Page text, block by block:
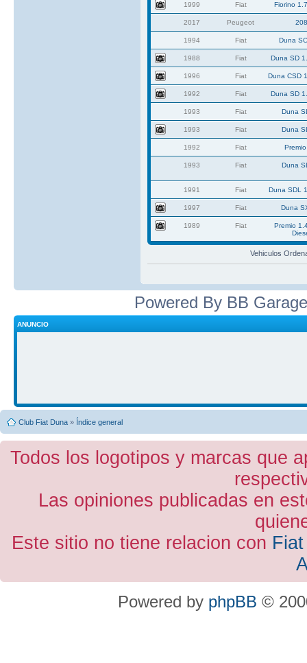
1999 Fiat Fiorino
2017 Peugeot
1994 Fiat Duna
1988 Fiat Duna SD
1996 Fiat Duna CSD
1992 Fiat Duna SD
1993 Fiat Duna
1993 Fiat Duna
1992 Fiat
1993 Fiat Duna
1991 Fiat Duna SDL
1997 Fiat Duna
1989 Fiat
Premio
Vehiculos
Powered By BB
ANUNCIO
Club Fiat Duna » Índice general
Todos los logotipos y marcas que
Las opiniones publicadas en
Este sitio no tiene relacion con
Powered by phpBB ©